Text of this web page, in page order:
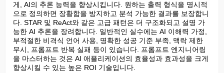
게, AI의 추론 능력을 향상시킵니다. 원하는 출력 형식을 명시적
으로 정의하면 장황함을 방지하고 분석 가능한 결과를 보장합니
다. STAR 및 ReAct와 같은 고급 패턴은 더 구조화되고 설명 가
능한 AI 추론을 장려합니다. 일반적인 실수에는 AI 이해력 가정,
부적절한 비격식 언어 사용, 명확한 성공 기준 부족, 맥락 제한
무시, 프롬프트 반복 실패 등이 있습니다. 프롬프트 엔지니어링
을 마스터하는 것은 AI 애플리케이션의 효율성과 효과성을 크게
향상시킬 수 있는 높은 ROI 기술입니다.